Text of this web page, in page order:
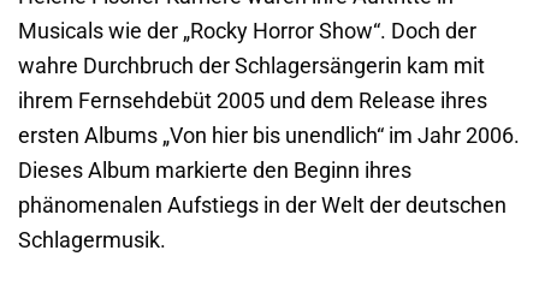
Musicals wie der „Rocky Horror Show“. Doch der
wahre Durchbruch der Schlagersängerin kam mit
ihrem Fernsehdebüt 2005 und dem Release ihres
ersten Albums „Von hier bis unendlich“ im Jahr 2006.
Dieses Album markierte den Beginn ihres
phänomenalen Aufstiegs in der Welt der deutschen
Schlagermusik.